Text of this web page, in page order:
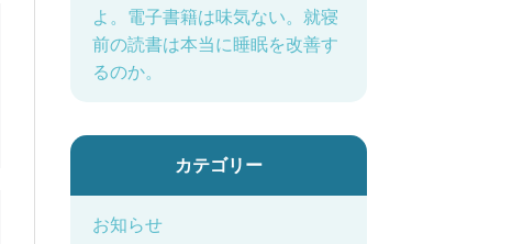
よ。電子書籍は味気ない。就寝
前の読書は本当に睡眠を改善す
るのか。
カテゴリー
お知らせ